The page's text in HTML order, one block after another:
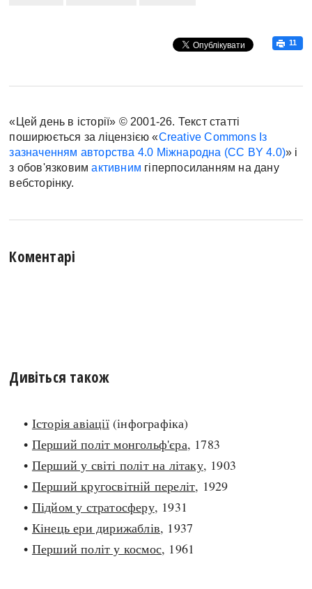
11
«Цей день в історії» © 2001-26. Текст статті
поширюється за ліцензією «Creative Commons Із
зазначенням авторства 4.0 Міжнародна (CC BY 4.0)» і
з обов'язковимактивним гіперпосиланням на дану
вебсторінку.
Коментарі
Дивіться також
• Історія авіації(інфографіка)
• Перший політ монгольф'єра, 1783
• Перший у світі політ на літаку, 1903
• Перший кругосвітній переліт, 1929
• Підйом у стратосферу, 1931
• Кінець ери дирижаблів, 1937
• Перший політ у космос, 1961